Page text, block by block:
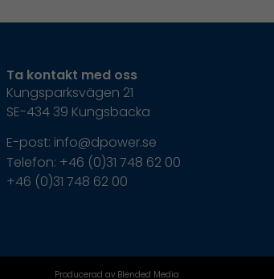
Ta kontakt med oss
Kungsparksvägen 21
SE-434 39 Kungsbacka
E-post: info@dpower.se
Telefon: +46 (0)31 748 62 00
+46 (0)31 748 62 00
Producerad av Blended Media